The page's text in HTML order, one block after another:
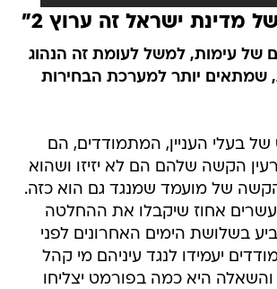
מדינת ישראל זה ערוץ 2"
של עימות, למשל לעומת זה הנהוג
שמתאים יותר למערכת הבחירות
בעלי העניין, המתמודדים, הם
הקשה שלהם הם לא יזיזו ושהוא
של מועמד שמנגד גם הוא כזה.
אחוז שיקבלו את ההחלטה
בשלושת הימים האחרונים לפני
יעמידו לנגד עיניהם מי קהל
היא כמה בפורמט יצליחו